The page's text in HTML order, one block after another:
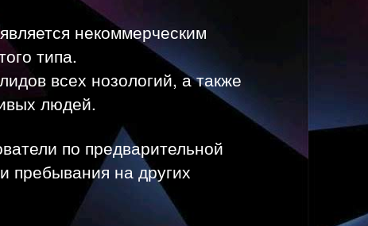
некоммерческим
типа.
всех нозологий, а также
людей.
по предварительной
пребывания на других